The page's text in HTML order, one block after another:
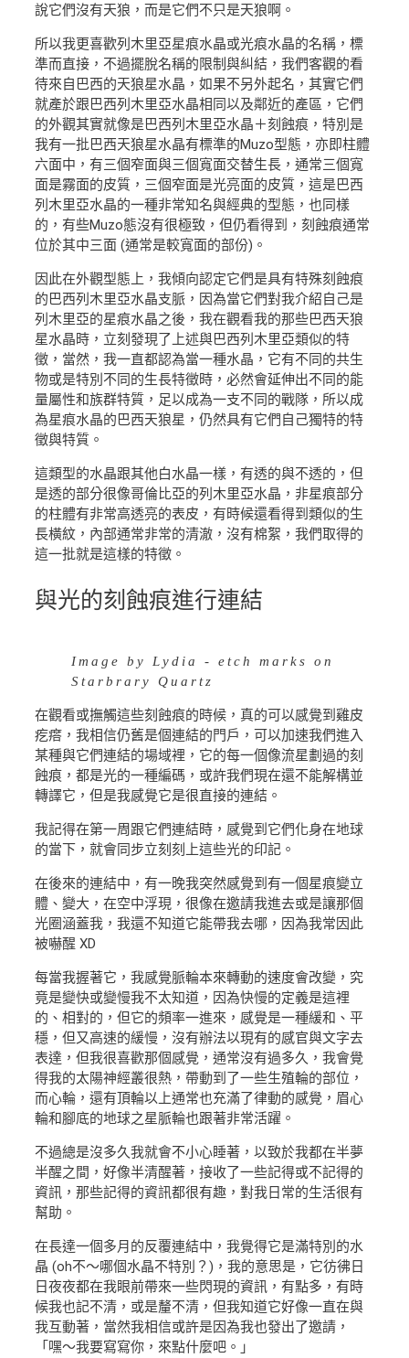
說它們沒有天狼，而是它們不只是天狼啊。
所以我更喜歡列木里亞星痕水晶或光痕水晶的名稱，標
準而直接，不過擺脫名稱的限制與糾結，我們客觀的看
待來自巴西的天狼星水晶，如果不另外起名，其實它們
就產於跟巴西列木里亞水晶相同以及鄰近的產區，它們
的外觀其實就像是巴西列木里亞水晶＋刻蝕痕，特別是
我有一批巴西天狼星水晶有標準的Muzo型態，亦即柱體
六面中，有三個窄面與三個寬面交替生長，通常三個寬
面是霧面的皮質，三個窄面是光亮面的皮質，這是巴西
列木里亞水晶的一種非常知名與經典的型態，也同樣
的，有些Muzo態沒有很極致，但仍看得到，刻蝕痕通常
位於其中三面 (通常是較寬面的部份)。
因此在外觀型態上，我傾向認定它們是具有特殊刻蝕痕
的巴西列木里亞水晶支脈，因為當它們對我介紹自己是
列木里亞的星痕水晶之後，我在觀看我的那些巴西天狼
星水晶時，立刻發現了上述與巴西列木里亞類似的特
徵，當然，我一直都認為當一種水晶，它有不同的共生
物或是特別不同的生長特徵時，必然會延伸出不同的能
量屬性和族群特質，足以成為一支不同的戰隊，所以成
為星痕水晶的巴西天狼星，仍然具有它們自己獨特的特
徵與特質。
這類型的水晶跟其他白水晶一樣，有透的與不透的，但
是透的部分很像哥倫比亞的列木里亞水晶，非星痕部分
的柱體有非常高透亮的表皮，有時候還看得到類似的生
長橫紋，內部通常非常的清澈，沒有棉絮，我們取得的
這一批就是這樣的特徵。
與光的刻蝕痕進行連結
Image by Lydia - etch marks on
Starbrary Quartz
在觀看或撫觸這些刻蝕痕的時候，真的可以感覺到雞皮
疙瘩，我相信仍舊是個連結的門戶，可以加速我們進入
某種與它們連結的場域裡，它的每一個像流星劃過的刻
蝕痕，都是光的一種編碼，或許我們現在還不能解構並
轉譯它，但是我感覺它是很直接的連結。
我記得在第一周跟它們連結時，感覺到它們化身在地球
的當下，就會同步立刻刻上這些光的印記。
在後來的連結中，有一晚我突然感覺到有一個星痕變立
體、變大，在空中浮現，很像在邀請我進去或是讓那個
光圈涵蓋我，我還不知道它能帶我去哪，因為我常因此
被嚇醒 XD
每當我握著它，我感覺脈輪本來轉動的速度會改變，究
竟是變快或變慢我不太知道，因為快慢的定義是這裡
的、相對的，但它的頻率一進來，感覺是一種緩和、平
穩，但又高速的緩慢，沒有辦法以現有的感官與文字去
表達，但我很喜歡那個感覺，通常沒有過多久，我會覺
得我的太陽神經叢很熱，帶動到了一些生殖輪的部位，
而心輪，還有頂輪以上通常也充滿了律動的感覺，眉心
輪和腳底的地球之星脈輪也跟著非常活躍。
不過總是沒多久我就會不小心睡著，以致於我都在半夢
半醒之間，好像半清醒著，接收了一些記得或不記得的
資訊，那些記得的資訊都很有趣，對我日常的生活很有
幫助。
在長達一個多月的反覆連結中，我覺得它是滿特別的水
晶 (oh不～哪個水晶不特別？)，我的意思是，它彷彿日
日夜夜都在我眼前帶來一些閃現的資訊，有點多，有時
候我也記不清，或是釐不清，但我知道它好像一直在與
我互動著，當然我相信或許是因為我也發出了邀請，
「嘿～我要寫寫你，來點什麼吧。」